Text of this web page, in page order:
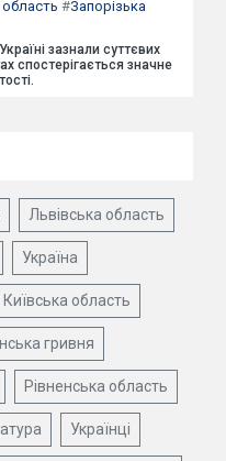
#Запорізька
зазнали суттєвих
спостерігається значне
Львівська область
Україна
Київська область
гривня
Рівненська область
Українці